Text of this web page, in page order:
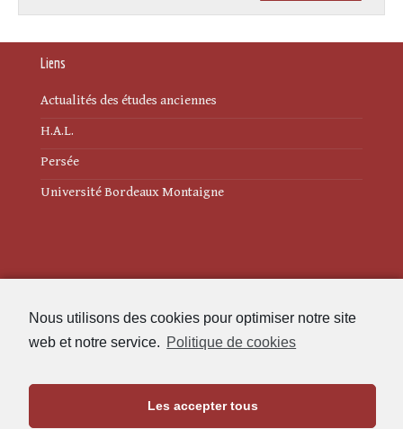
Nous utilisons des cookies pour optimiser notre site
web et notre service. Politique de cookies
Les accepter tous
Liens
Actualités des études anciennes
H.A.L.
Persée
Université Bordeaux Montaigne
Politique de cookies (UE)